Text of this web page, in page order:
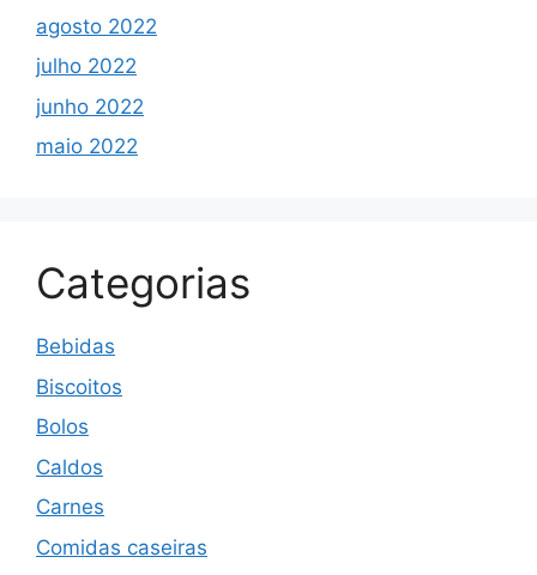
agosto 2022
julho 2022
junho 2022
maio 2022
Categorias
Bebidas
Biscoitos
Bolos
Caldos
Carnes
Comidas caseiras